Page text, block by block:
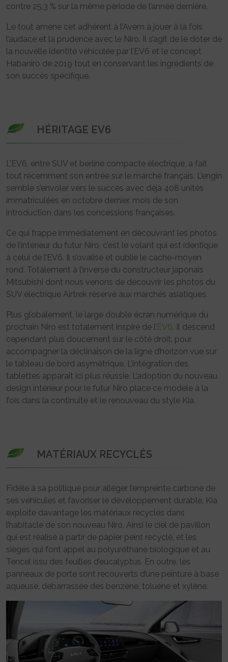
contre 25,3 % sur la même période de l’année dernière.
Le tout amène cet adhérent à l’Avem à jouer à la fois
l’audace et la prudence avec le Niro. Il s’agit de le doter de
la nouvelle identité véhiculée par l’EV6 et le concept
Habaniro de 2019 tout en conservant les ingrédients de
son succès spécifique.
HÉRITAGE EV6
L’EV6, entre SUV et berline compacte électrique, a fait
tout récemment son entrée sur le marché français. L’engin
semble s’envoler vers le succès avec déjà 408 unités
immatriculées en octobre dernier, mois de son
introduction dans les concessions françaises.
Ce qui frappe immédiatement en découvrant les photos
de l’intérieur du futur Niro, c’est le volant qui est identique
à celui de l’EV6. Il s’ovalise et oublie le cache-moyen
rond. Totalement à l’inverse du constructeur japonais
Mitsubishi dont nous venons de découvrir les photos du
SUV électrique Airtrek réservé aux marchés asiatiques.
Plus globalement, le large double écran numérique du
prochain Niro est totalement inspiré de l’EV6. Il descend
cependant plus doucement sur le côté droit, pour
accompagner la déclinaison de la ligne d’horizon vue sur
le tableau de bord asymétrique. L’intégration des
tablettes apparaît ici plus réussie. L’adoption du nouveau
design intérieur pour le futur Niro place ce modèle à la
fois dans la continuité et le renouveau du style Kia.
MATÉRIAUX RECYCLÉS
Fidèle à sa politique pour alléger l’empreinte carbone de
ses véhicules et favoriser le développement durable, Kia
exploite davantage les matériaux recyclés dans
l’habitacle de son nouveau Niro. Ainsi le ciel de pavillon
qui est réalisé à partir de papier peint recyclé, et les
sièges qui font appel au polyuréthane biologique et au
Tencel issu des feuilles d’eucalyptus. En outre, les
panneaux de porte sont recouverts d’une peinture à base
aqueuse, débarrassée des benzène, toluène et xylène.